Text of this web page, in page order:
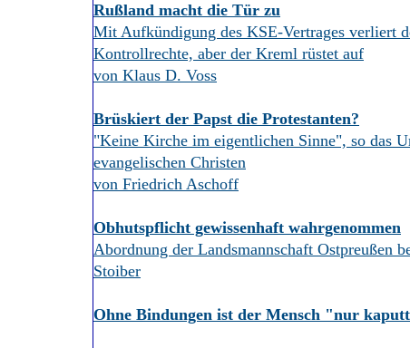
Rußland macht die Tür zu
Mit Aufkündigung des KSE-Vertrages verliert
Kontrollrechte, aber der Kreml rüstet auf
von Klaus D. Voss
Brüskiert der Papst die Protestanten?
"Keine Kirche im eigentlichen Sinne", so das
evangelischen Christen
von Friedrich Aschoff
Obhutspflicht gewissenhaft wahrgenommen
Abordnung der Landsmannschaft Ostpreußen
Stoiber
Ohne Bindungen ist der Mensch "nur